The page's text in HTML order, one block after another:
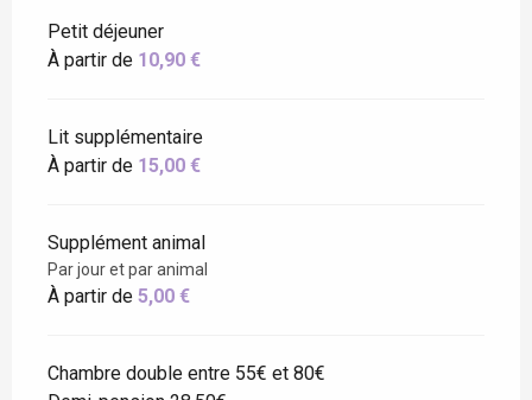
Petit déjeuner
À partir de 10,90 €
Lit supplémentaire
À partir de 15,00 €
Supplément animal
Par jour et par animal
À partir de 5,00 €
Chambre double entre 55€ et 80€